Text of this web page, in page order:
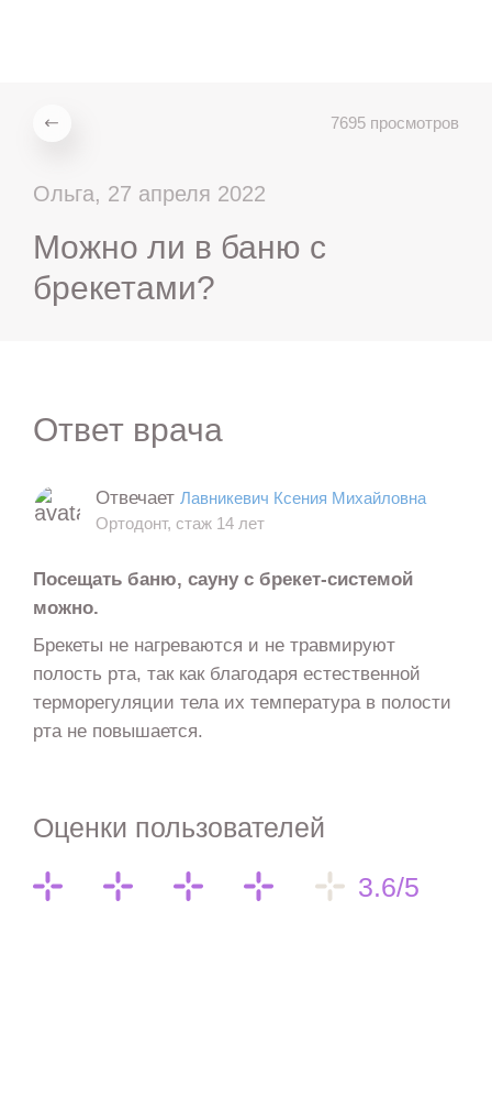
7695 просмотров
Ольга, 27 апреля 2022
Можно ли в баню с
брекетами?
Ответ врача
ОтвечаетЛавникевич Ксения Михайловна
Ортодонт, стаж 14 лет
Посещать баню, сауну с брекет-системой
можно.
Брекеты не нагреваются и не травмируют
полость рта, так как благодаря естественной
терморегуляции тела их температура в полости
рта не повышается.
Оценки пользователей
3.6/5